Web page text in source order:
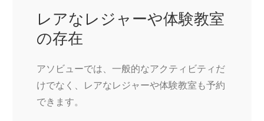
レアなレジャーや体験教室
の存在
アソビューでは、一般的なアクティビティだ
けでなく、レアなレジャーや体験教室も予約
できます。